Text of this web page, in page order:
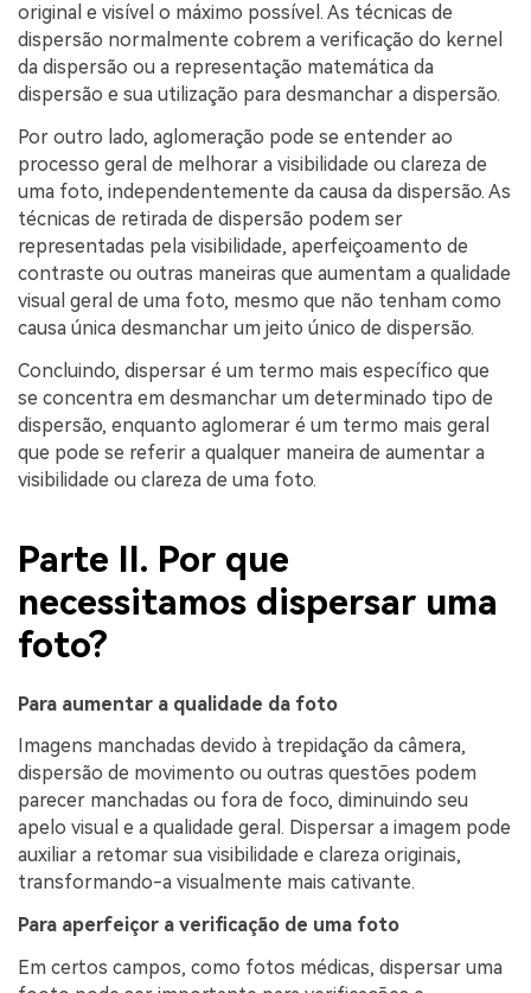
original e visível o máximo possível. As técnicas de
dispersão normalmente cobrem a verificação do kernel
da dispersão ou a representação matemática da
dispersão e sua utilização para desmanchar a dispersão.
Por outro lado, aglomeração pode se entender ao
processo geral de melhorar a visibilidade ou clareza de
uma foto, independentemente da causa da dispersão. As
técnicas de retirada de dispersão podem ser
representadas pela visibilidade, aperfeiçoamento de
contraste ou outras maneiras que aumentam a qualidade
visual geral de uma foto, mesmo que não tenham como
causa única desmanchar um jeito único de dispersão.
Concluindo, dispersar é um termo mais específico que
se concentra em desmanchar um determinado tipo de
dispersão, enquanto aglomerar é um termo mais geral
que pode se referir a qualquer maneira de aumentar a
visibilidade ou clareza de uma foto.
Parte II. Por que
necessitamos dispersar uma
foto?
Para aumentar a qualidade da foto
Imagens manchadas devido à trepidação da câmera,
dispersão de movimento ou outras questões podem
parecer manchadas ou fora de foco, diminuindo seu
apelo visual e a qualidade geral. Dispersar a imagem pode
auxiliar a retomar sua visibilidade e clareza originais,
transformando-a visualmente mais cativante.
Para aperfeiçor a verificação de uma foto
Em certos campos, como fotos médicas, dispersar uma